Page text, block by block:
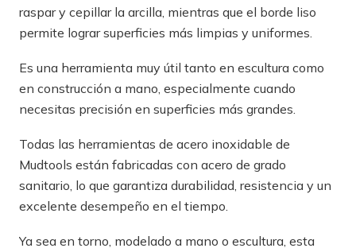
raspar y cepillar la arcilla, mientras que el borde liso
permite lograr superficies más limpias y uniformes.
Es una herramienta muy útil tanto en escultura como
en construcción a mano, especialmente cuando
necesitas precisión en superficies más grandes.
Todas las herramientas de acero inoxidable de
Mudtools están fabricadas con acero de grado
sanitario, lo que garantiza durabilidad, resistencia y un
excelente desempeño en el tiempo.
Ya sea en torno, modelado a mano o escultura, esta